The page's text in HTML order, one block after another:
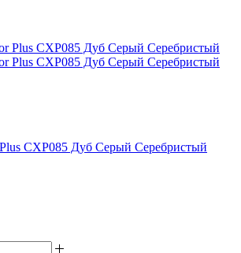
CXP085 Дуб Серый Серебристый